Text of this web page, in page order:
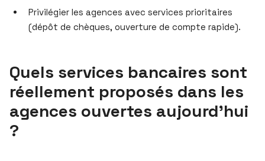
Privilégier les agences avec services prioritaires
(dépôt de chèques, ouverture de compte rapide).
Quels services bancaires sont
réellement proposés dans les
agences ouvertes aujourd’hui
?